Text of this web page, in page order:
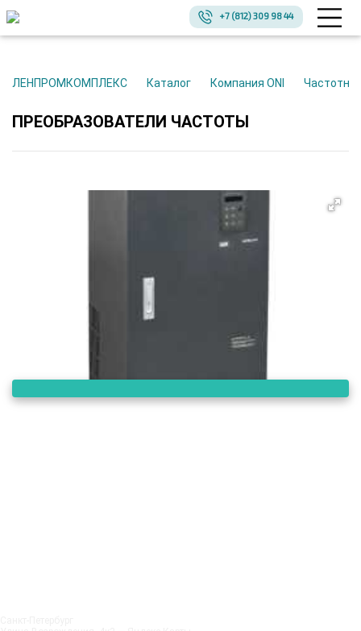
+7 (812) 309 98 44
ЛЕНПРОМКОМПЛЕКС Каталог Компания ONI
ПРЕОБРАЗОВАТЕЛИ ЧАСТОТЫ